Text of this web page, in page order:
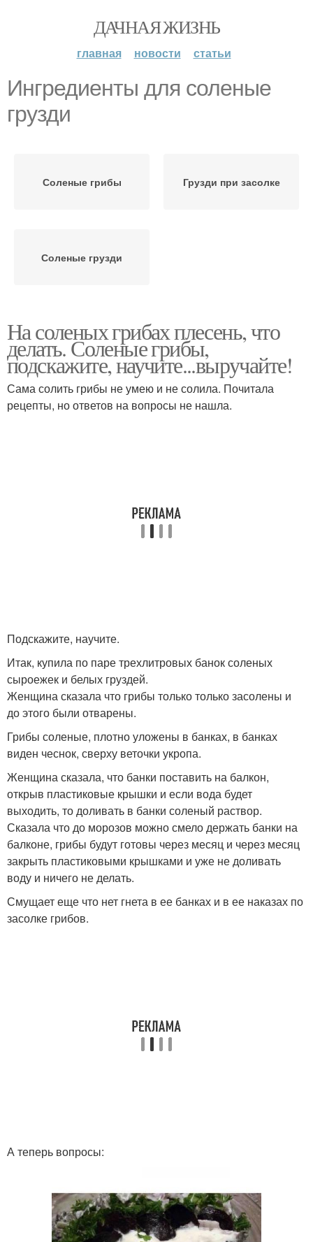
ДАЧНАЯ ЖИЗНЬ
главная новости статьи
Ингредиенты для соленые
грузди
Соленые грибы Грузди при засолке
Соленые грузди
На соленых грибах плесень, что
делать. Соленые грибы,
подскажите, научите...выручайте!
Сама солить грибы не умею и не солила. Почитала
рецепты, но ответов на вопросы не нашла.
Подскажите, научите.
Итак, купила по паре трехлитровых банок соленых
сыроежек и белых груздей.
Женщина сказала что грибы только только засолены и
до этого были отварены.
Грибы соленые, плотно уложены в банках, в банках
виден чеснок, сверху веточки укропа.
Женщина сказала, что банки поставить на балкон,
открыв пластиковые крышки и если вода будет
выходить, то доливать в банки соленый раствор.
Сказала что до морозов можно смело держать банки на
балконе, грибы будут готовы через месяц и через месяц
закрыть пластиковыми крышками и уже не доливать
воду и ничего не делать.
Смущает еще что нет гнета в ее банках и в ее наказах по
засолке грибов.
А теперь вопросы: